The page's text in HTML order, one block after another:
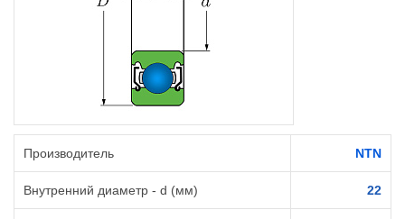
Производитель NTN
Внутренний диаметр - d (мм) 22